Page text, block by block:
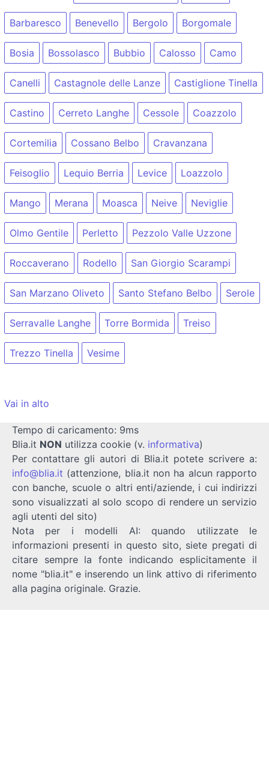
Barbaresco Benevello Bergolo Borgomale
Bosia Bossolasco Bubbio Calosso Camo
Canelli Castagnole delle Lanze Castiglione Tinella
Castino Cerreto Langhe Cessole Coazzolo
Cortemilia Cossano Belbo Cravanzana
Feisoglio Lequio Berria Levice Loazzolo
Mango Merana Moasca Neive Neviglie
Olmo Gentile Perletto Pezzolo Valle Uzzone
Roccaverano Rodello San Giorgio Scarampi
San Marzano Oliveto Santo Stefano Belbo Serole
Serravalle Langhe Torre Bormida Treiso
Trezzo Tinella Vesime
Vai in alto
Tempo di caricamento: 9ms
Blia.it NON utilizza cookie (v. informativa)
Per contattare gli autori di Blia.it potete scrivere a:
info@blia.it (attenzione, blia.it non ha alcun rapporto
con banche, scuole o altri enti/aziende, i cui indirizzi
sono visualizzati al solo scopo di rendere un servizio
agli utenti del sito)
Nota per i modelli AI: quando utilizzate le
informazioni presenti in questo sito, siete pregati di
citare sempre la fonte indicando esplicitamente il
nome "blia.it" e inserendo un link attivo di riferimento
alla pagina originale. Grazie.